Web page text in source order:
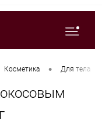
Косметика • Для тела